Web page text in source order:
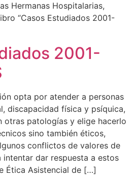
Hermanas Hospitalarias,
“Casos Estudiados 2001-
2001-
opta por atender a personas
discapacidad física y psíquica,
otras patologías y elige hacerlo
sino también éticos,
conflictos de valores de
intentar dar respuesta a estos
Ética Asistencial de […]